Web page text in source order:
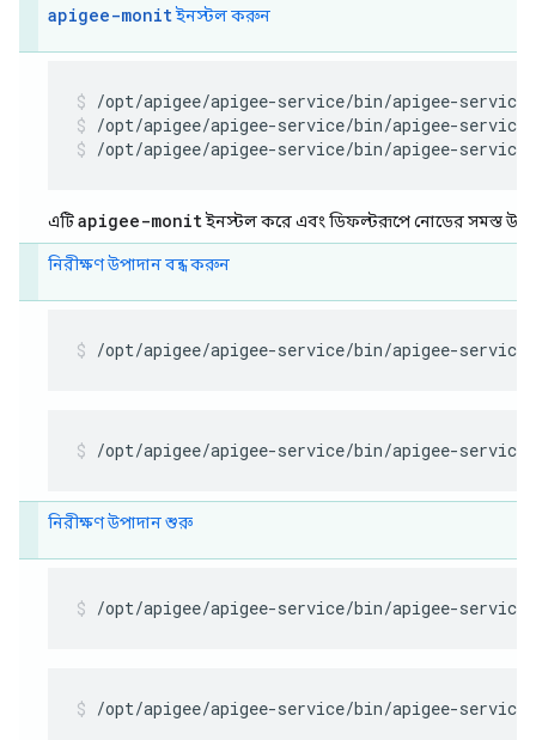
apigee-monitইনস্টল করুন
/opt/apigee/apigee-service/bin/apigee-service
/opt/apigee/apigee-service/bin/apigee-
এটিapigee-monitইনস্টল করে এবং ডিফল্টরূপে নোডের সমস্ত
নিরীক্ষণ উপাদান বন্ধ করুন
/opt/apigee/apigee-service/bin/apigee-
/opt/apigee/apigee-service/bin/apigee-
নিরীক্ষণ উপাদান শুরু
/opt/apigee/apigee-service/bin/apigee-
/opt/apigee/apigee-service/bin/apigee-